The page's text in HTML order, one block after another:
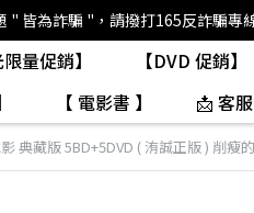
" 皆為詐騙 "，請撥打165反詐騙
限量促銷】 【DVD 促銷】
【 電影書 】 📩 客
典藏版 5BD+5DVD ( 洧誠正版 ) 削